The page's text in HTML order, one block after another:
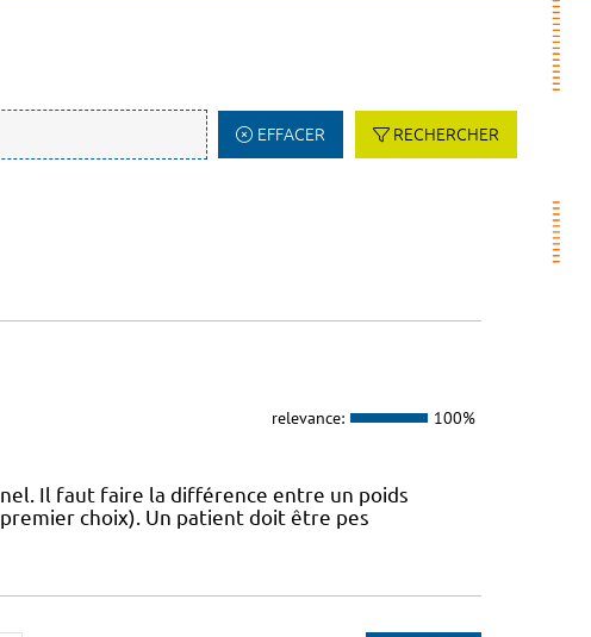
EFFACER RECHERCHER
relevance: 100%
Il faut faire la différence entre un poids
choix). Un patient doit être pes